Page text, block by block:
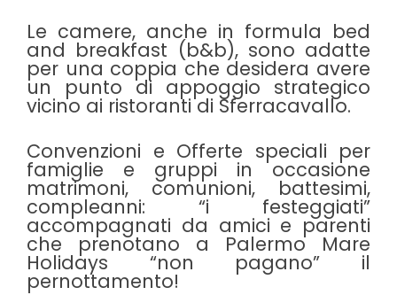
Le camere, anche in formula bed
and breakfast (b&b), sono adatte
per una coppia che desidera avere
un punto di appoggio strategico
vicino ai ristoranti di Sferracavallo.
Convenzioni e Offerte speciali per
famiglie e gruppi in occasione
matrimoni, comunioni, battesimi,
compleanni: “i festeggiati”
accompagnati da amici e parenti
che prenotano a Palermo Mare
Holidays “non pagano” il
pernottamento!